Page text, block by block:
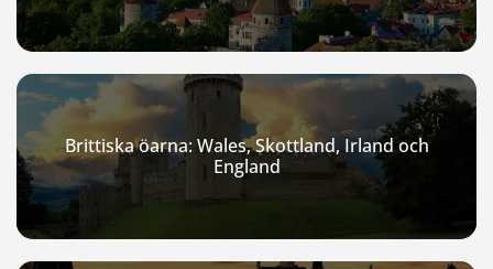
Brittiska öarna: Wales, Skottland, Irland och
England